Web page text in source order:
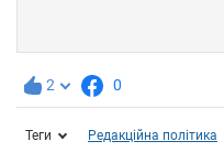
2 0
Теги Редакційна політика